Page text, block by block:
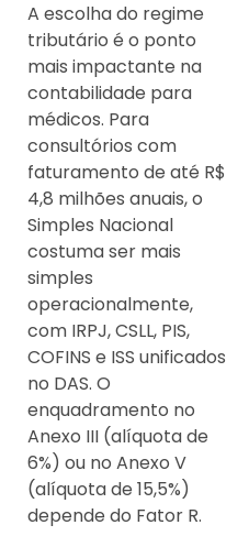
A escolha do regime
tributário é o ponto
mais impactante na
contabilidade para
médicos. Para
consultórios com
faturamento de até R$
4,8 milhões anuais, o
Simples Nacional
costuma ser mais
simples
operacionalmente,
com IRPJ, CSLL, PIS,
COFINS e ISS unificados
no DAS. O
enquadramento no
Anexo III (alíquota de
6%) ou no Anexo V
(alíquota de 15,5%)
depende do Fator R.